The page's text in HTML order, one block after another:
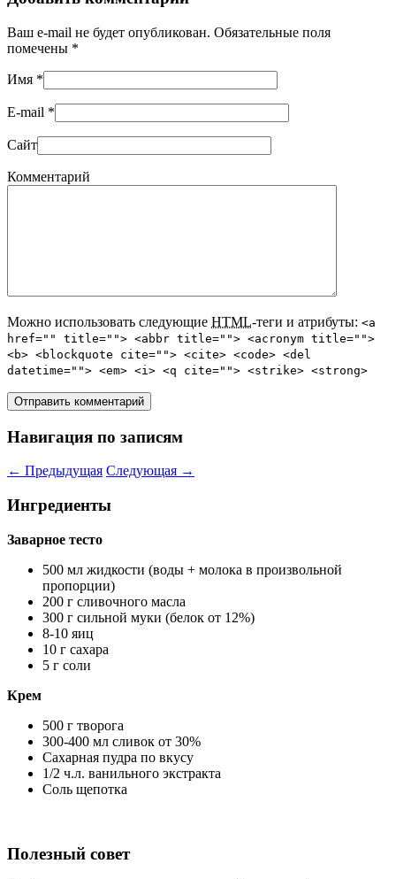
Ваш e-mail не будет опубликован. Обязательные поля
помечены *
Имя *
E-mail *
Сайт
Комментарий
Можно использовать следующие HTML-теги и атрибуты: <a
href="" title=""> <abbr title=""> <acronym title="">
<b> <blockquote cite=""> <cite> <code> <del
datetime=""> <em> <i> <q cite=""> <strike> <strong>
Навигация по записям
← Предыдущая Следующая →
Ингредиенты
Заварное тесто
500 мл жидкости (воды + молока в произвольной
пропорции)
200 г сливочного масла
300 г сильной муки (белок от 12%)
8-10 яиц
10 г сахара
5 г соли
Крем
500 г творога
300-400 мл сливок от 30%
Сахарная пудра по вкусу
1/2 ч.л. ванильного экстракта
Соль щепотка
Полезный совет